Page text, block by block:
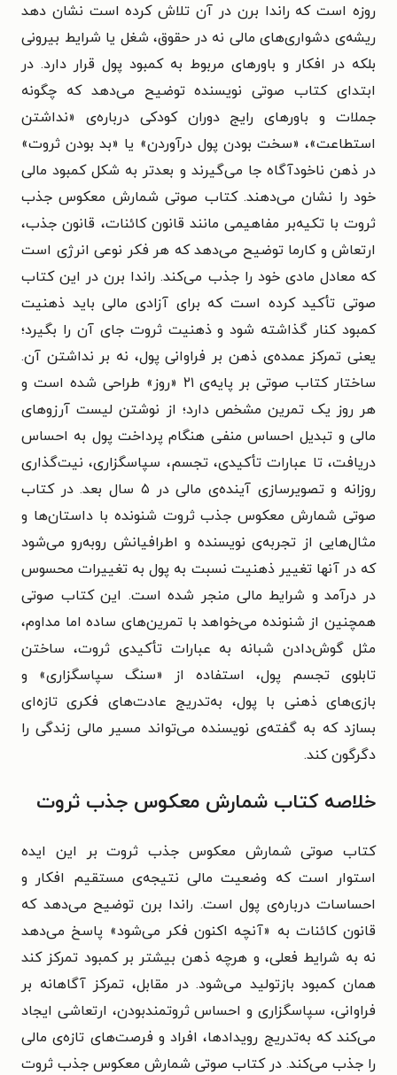
روزه است که راندا برن در آن تلاش کرده است نشان دهد
ریشه‌ی دشواری‌های مالی نه در حقوق، شغل یا شرایط بیرونی
بلکه در افکار و باورهای مربوط به کمبود پول قرار دارد. در
ابتدای کتاب صوتی نویسنده توضیح می‌دهد که چگونه
جملات و باورهای رایج دوران کودکی درباره‌ی «نداشتن
استطاعت»، «سخت بودن پول درآوردن» یا «بد بودن ثروت»
در ذهن ناخودآگاه جا می‌گیرند و بعدتر به شکل کمبود مالی
خود را نشان می‌دهند. کتاب صوتی شمارش معکوس جذب
ثروت با تکیه‌بر مفاهیمی مانند قانون کائنات، قانون جذب،
ارتعاش و کارما توضیح می‌دهد که هر فکر نوعی انرژی است
که معادل مادی خود را جذب می‌کند. راندا برن در این کتاب
صوتی تأکید کرده است که برای آزادی مالی باید ذهنیت
کمبود کنار گذاشته شود و ذهنیت ثروت جای آن را بگیرد؛
یعنی تمرکز عمده‌ی ذهن بر فراوانی پول، نه بر نداشتن آن.
ساختار کتاب صوتی بر پایه‌ی ۲۱ «روز» طراحی شده است و
هر روز یک تمرین مشخص دارد؛ از نوشتن لیست آرزوهای
مالی و تبدیل احساس منفی هنگام پرداخت پول به احساس
دریافت، تا عبارات تأکیدی، تجسم، سپاسگزاری، نیت‌گذاری
روزانه و تصویرسازی آینده‌ی مالی در ۵ سال بعد. در کتاب
صوتی شمارش معکوس جذب ثروت شنونده با داستان‌ها و
مثال‌هایی از تجربه‌ی نویسنده و اطرافیانش روبه‌رو می‌شود
که در آنها تغییر ذهنیت نسبت به پول به تغییرات محسوس
در درآمد و شرایط مالی منجر شده است. این کتاب صوتی
همچنین از شنونده می‌خواهد با تمرین‌های ساده اما مداوم،
مثل گوش‌دادن شبانه به عبارات تأکیدی ثروت، ساختن
تابلوی تجسم پول، استفاده از «سنگ سپاسگزاری» و
بازی‌های ذهنی با پول، به‌تدریج عادت‌های فکری تازه‌ای
بسازد که به گفته‌ی نویسنده می‌تواند مسیر مالی زندگی را
دگرگون کند.
خلاصه کتاب شمارش معکوس جذب ثروت
کتاب صوتی شمارش معکوس جذب ثروت بر این ایده
استوار است که وضعیت مالی نتیجه‌ی مستقیم افکار و
احساسات درباره‌ی پول است. راندا برن توضیح می‌دهد که
قانون کائنات به «آنچه اکنون فکر می‌شود» پاسخ می‌دهد
نه به شرایط فعلی، و هرچه ذهن بیشتر بر کمبود تمرکز کند
همان کمبود بازتولید می‌شود. در مقابل، تمرکز آگاهانه بر
فراوانی، سپاسگزاری و احساس ثروتمندبودن، ارتعاشی ایجاد
می‌کند که به‌تدریج رویدادها، افراد و فرصت‌های تازه‌ی مالی
را جذب می‌کند. در کتاب صوتی شمارش معکوس جذب ثروت